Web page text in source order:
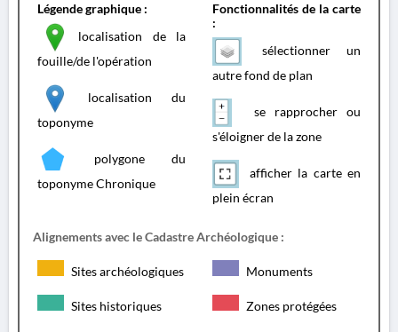
Légende graphique :
localisation de la
fouille/de l'opération
localisation du
toponyme
polygone du
toponyme Chronique
Fonctionnalités de la carte
:
sélectionner un
autre fond de plan
se rapprocher ou
s'éloigner de la zone
afficher la carte en
plein écran
Alignements avec le Cadastre Archéologique :
Sites archéologiques Monuments
Sites historiques Zones protégées